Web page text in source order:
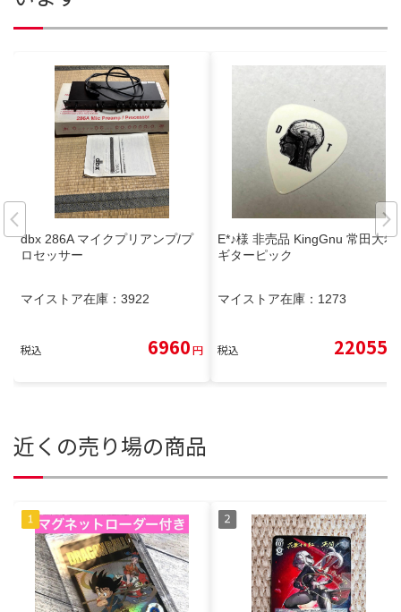
dbx 286A マイクプリアンプ/プ
ロセッサー
マイストア在庫： 3922
税込 6960円
E*♪様 非売品 KingGnu 常田大希
ギターピック
マイストア在庫： 1273
税込 22055
近くの売り場の商品